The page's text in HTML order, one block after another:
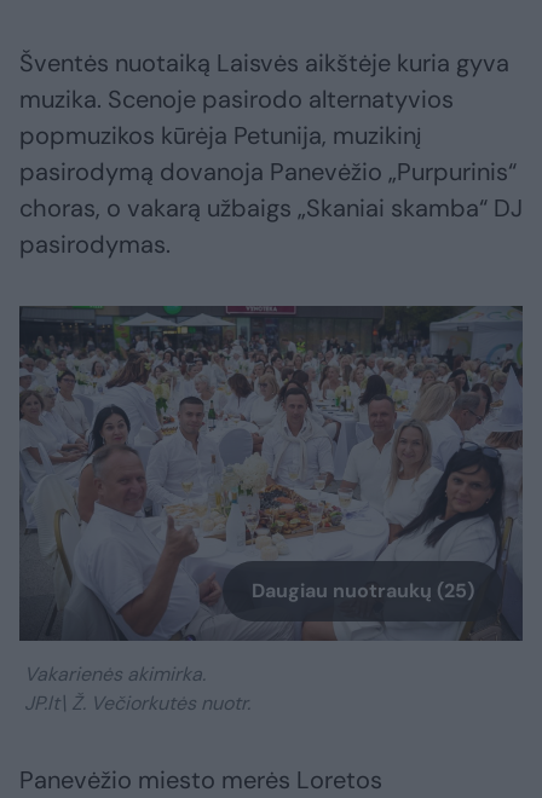
Šventės nuotaiką Laisvės aikštėje kuria gyva
muzika. Scenoje pasirodo alternatyvios
popmuzikos kūrėja Petunija, muzikinį
pasirodymą dovanoja Panevėžio „Purpurinis“
choras, o vakarą užbaigs „Skaniai skamba“ DJ
pasirodymas.
Daugiau nuotraukų (25)
Vakarienės akimirka.
JP.lt\ Ž. Večiorkutės nuotr.
Panevėžio miesto merės Loretos